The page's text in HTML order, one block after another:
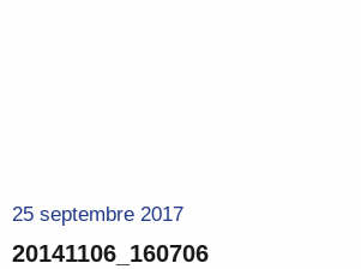
25 septembre 2017
20141106_160706